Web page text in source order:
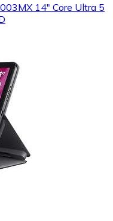
14" Core Ultra 5